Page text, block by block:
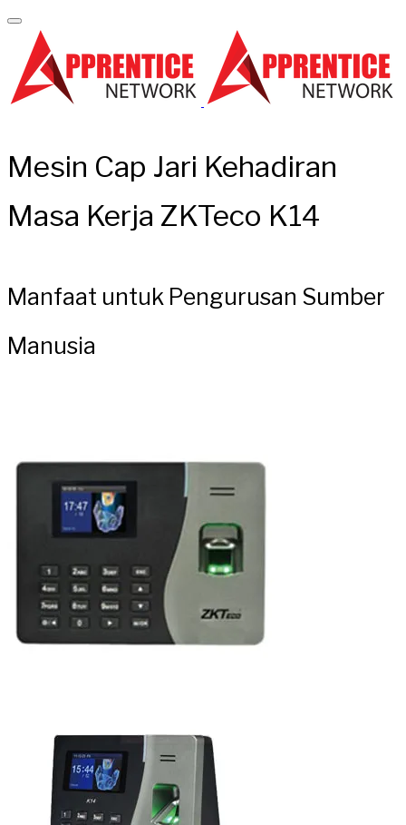
Mesin Cap Jari Kehadiran
Masa Kerja ZKTeco K14
Manfaat untuk Pengurusan Sumber
Manusia